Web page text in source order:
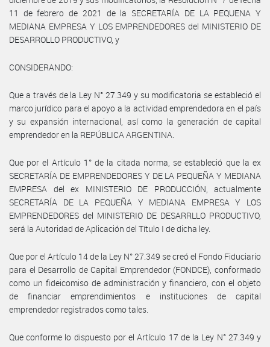
11 de febrero de 2021 de la SECRETARÍA DE LA PEQUENA Y
MEDIANA EMPRESA Y LOS EMPRENDEDORES del MINISTERIO DE
DESARROLLO PRODUCTIVO, y
CONSIDERANDO:
Que a través de la Ley N° 27.349 y su modificatoria se estableció el
marco jurídico para el apoyo a la actividad emprendedora en el país
y su expansión internacional, así como la generación de capital
emprendedor en la REPÚBLICA ARGENTINA.
Que por el Artículo 1° de la citada norma, se estableció que la ex
SECRETARÍA DE EMPRENDEDORES Y DE LA PEQUEÑA Y MEDIANA
EMPRESA del ex MINISTERIO DE PRODUCCIÓN, actualmente
SECRETARÍA DE LA PEQUEÑA Y MEDIANA EMPRESA Y LOS
EMPRENDEDORES del MINISTERIO DE DESARRLLO PRODUCTIVO,
será la Autoridad de Aplicación del Título I de dicha ley.
Que por el Artículo 14 de la Ley N° 27.349 se creó el Fondo Fiduciario
para el Desarrollo de Capital Emprendedor (FONDCE), conformado
como un fideicomiso de administración y financiero, con el objeto
de financiar emprendimientos e instituciones de capital
emprendedor registrados como tales.
Que conforme lo dispuesto por el Artículo 17 de la Ley N° 27.349 y